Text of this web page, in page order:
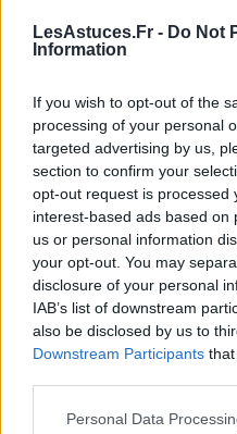
LesAstuces.Fr - Do Not
Information
If you wish to opt-out of the
processing of your personal
targeted advertising by us,
section to confirm your
opt-out request is processed
interest-based ads based on
us or personal information
your opt-out. You may
disclosure of your personal
IAB’s list of downstream
also be disclosed by us to
Downstream Participants
Personal Data
Aérez régulièrement
peuvent irriter le cuir
conseils à ce sujet,
bien aérervotre
Adopter une
pour des
La beauté des cheveux
Une alimentation
essentiels, contribue à
Les protéines (œufs,